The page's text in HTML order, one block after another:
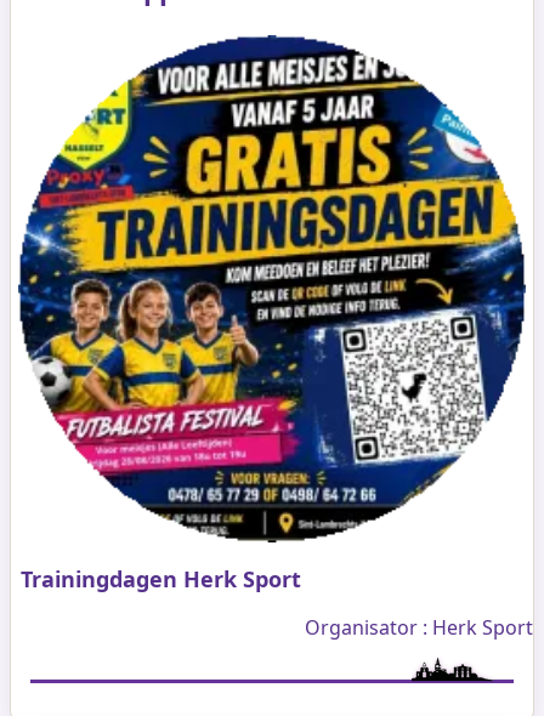
Trainingdagen Herk Sport
Organisator : Herk Sport